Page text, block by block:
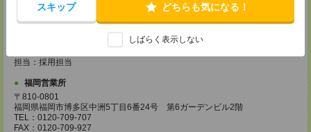
スキップ どちらも気になる！
しばらく表示しない
松山営業所
〒790-0003
愛媛県松山市三番町7丁目1番地21号 ジブラルタ生命松山ビル8階
担当：採用担当
福岡営業所
〒810-0801
福岡県福岡市博多区中洲5丁目6番24号 第6ガーデンビル2階
TEL：0120-709-707
FAX：0120-709-927